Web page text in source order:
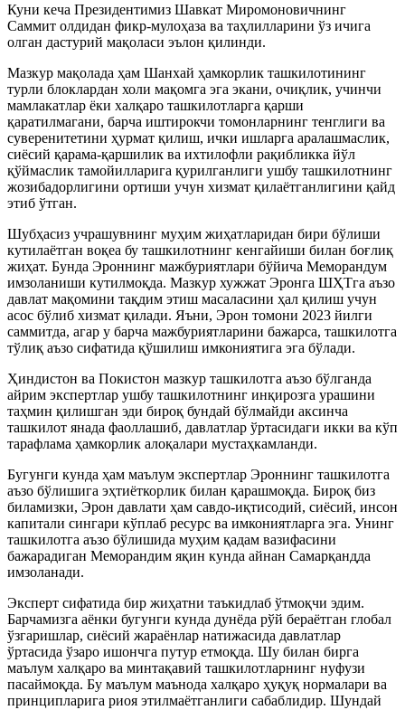
Куни кеча Президентимиз Шавкат Миромоновичнинг
Саммит олдидан фикр-мулоҳаза ва таҳлилларини ўз ичига
олган дастурий мақоласи эълон қилинди.
Мазкур мақолада ҳам Шанхай ҳамкорлик ташкилотининг
турли блоклардан холи мақомга эга экани, очиқлик, учинчи
мамлакатлар ёки халқаро ташкилотларга қарши
қаратилмагани, барча иштирокчи томонларнинг тенглиги ва
суверенитетини ҳурмат қилиш, ички ишларга аралашмаслик,
сиёсий қарама-қаршилик ва ихтилофли рақибликка йўл
қўймаслик тамойилларига қурилганлиги ушбу ташкилотнинг
жозибадорлигини ортиши учун хизмат қилаётганлигини қайд
этиб ўтган.
Шубҳасиз учрашувнинг муҳим жиҳатларидан бири бўлиши
кутилаётган воқеа бу ташкилотнинг кенгайиши билан боғлиқ
жиҳат. Бунда Эроннинг мажбуриятлари бўйича Меморандум
имзоланиши кутилмоқда. Мазкур хужжат Эронга ШҲТга аъзо
давлат мақомини тақдим этиш масаласини ҳал қилиш учун
асос бўлиб хизмат қилади. Яъни, Эрон томони 2023 йилги
саммитда, агар у барча мажбуриятларини бажарса, ташкилотга
тўлиқ аъзо сифатида қўшилиш имкониятига эга бўлади.
Ҳиндистон ва Покистон мазкур ташкилотга аъзо бўлганда
айрим экспертлар ушбу ташкилотнинг инқирозга урашини
таҳмин қилишган эди бироқ бундай бўлмайди аксинча
ташкилот янада фаоллашиб, давлатлар ўртасидаги икки ва кўп
тарафлама ҳамкорлик алоқалари мустаҳкамланди.
Бугунги кунда ҳам маълум экспертлар Эроннинг ташкилотга
аъзо бўлишига эҳтиёткорлик билан қарашмоқда. Бироқ биз
биламизки, Эрон давлати ҳам савдо-иқтисодий, сиёсий, инсон
капитали сингари кўплаб ресурс ва имкониятларга эга. Унинг
ташкилотга аъзо бўлишида муҳим қадам вазифасини
бажарадиган Меморандим яқин кунда айнан Самарқандда
имзоланади.
Эксперт сифатида бир жиҳатни таъкидлаб ўтмоқчи эдим.
Барчамизга аёнки бугунги кунда дунёда рўй бераётган глобал
ўзгаришлар, сиёсий жараёнлар натижасида давлатлар
ўртасида ўзаро ишончга путур етмоқда. Шу билан бирга
маълум халқаро ва минтақавий ташкилотларнинг нуфузи
пасаймоқда. Бу маълум маънода халқаро ҳуқуқ нормалари ва
принципларига риоя этилмаётганлиги сабаблидир. Шундай